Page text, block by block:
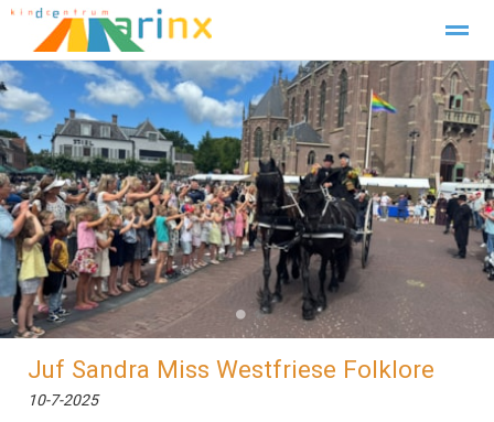
Verlof Aanvragen Contact
Home Zoeken Foto's Facebook
● ●
Juf Sandra Miss Westfriese Folklore
10-7-2025